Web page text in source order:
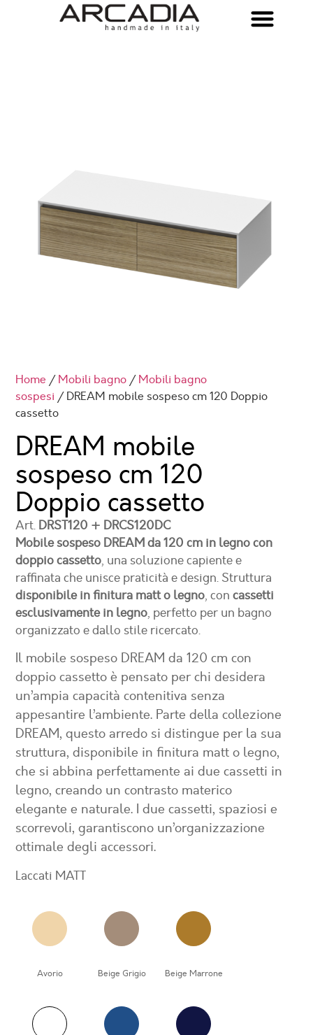
Home /Mobili bagno /Mobili bagno
sospesi / DREAM mobile sospeso cm 120 Doppio
cassetto
DREAM mobile
sospeso cm 120
Doppio cassetto
Art. DRST120 + DRCS120DC
Mobile sospeso DREAM da 120 cm in legno con
doppio cassetto, una soluzione capiente e
raffinata che unisce praticità e design. Struttura
disponibile in finitura matt o legno, concassetti
esclusivamente in legno, perfetto per un bagno
organizzato e dallo stile ricercato.
Il mobile sospeso DREAM da 120 cm con
doppio cassetto è pensato per chi desidera
un’ampia capacità contenitiva senza
appesantire l’ambiente. Parte della collezione
DREAM, questo arredo si distingue per la sua
struttura, disponibile in finitura matt o legno,
che si abbina perfettamente ai due cassetti in
legno, creando un contrasto materico
elegante e naturale. I due cassetti, spaziosi e
scorrevoli, garantiscono un’organizzazione
ottimale degli accessori.
Laccati MATT
Avorio Beige Grigio Beige Marrone